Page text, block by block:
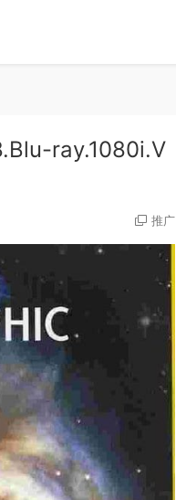
ray.1080i.V
推广